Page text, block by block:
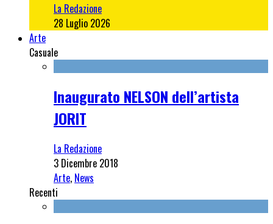
La Redazione
28 Luglio 2026
Arte
Casuale
Inaugurato NELSON dell’artista
JORIT
La Redazione
3 Dicembre 2018
Arte, News
Recenti